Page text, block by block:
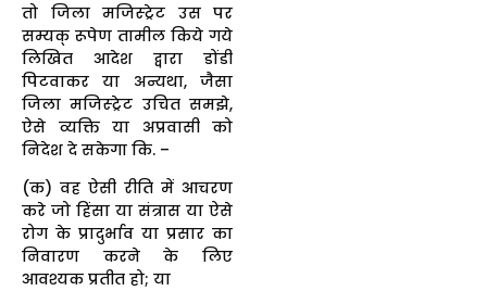
तो जिला मजिस्ट्रेट उस पर
सम्यक् रूपेण तामील किये गये
लिखित आदेश द्वारा डोंडी
पिटवाकर या अन्यथा, जैसा
जिला मजिस्ट्रेट उचित समझे,
ऐसे व्यक्ति या अप्रवासी को
निदेश दे सकेगा कि. –
(क) वह ऐसी रीति में आचरण
करे जो हिंसा या संत्रास या ऐसे
रोग के प्रादुर्भाव या प्रसार का
निवारण करने के लिए
आवश्यक प्रतीत हो; या